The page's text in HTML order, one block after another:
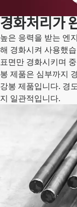
경화처리가
높은 응력을 받는 엔
해 경화시켜 사용했
표면만 경화시키며
봉 제품은 심부까지
강봉 제품입니다. 경
지 일관적입니다.